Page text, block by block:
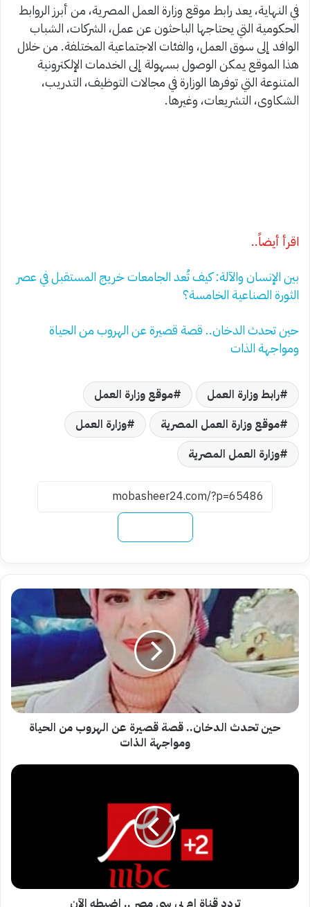
في النهاية، يعد رابط موقع وزارة العمل المصرية، من أبرز الروابط
الحكومية التي يحتاجها الباحثون عن عمل، الشركات، الشباب
الوافد إلى سوق العمل، والفئات الاجتماعية المختلفة. من خلال
هذا الموقع يمكن الوصول بسهولة إلى الخدمات الإلكترونية
المتنوعة التي توفرها الوزارة في مجالات التوظيف، التدريب،
الشكاوى، التشريعات، وغيرها.
اقرأ أيضاً..
بين الإنسان والآلة: كيف تُعد الجامعات خريج المستقبل في عصر
الثورة الصناعية الخامسة؟
حين تحدث الدخان.. قصة قصيرة عن الهروب من الحياة
ومواجهة الذات
رابط وزارة العمل
موقع وزارة العمل
موقع وزارة العمل المصرية
وزارة العمل
وزارة العمل المصرية
حين
الدخان..
قصة
قصيرة
عن
الهروب
الحياة
ومواجهة
حين تحدث الدخان.. قصة قصيرة عن الهروب من الحياة
ومواجهة الذات
تردد
الآن